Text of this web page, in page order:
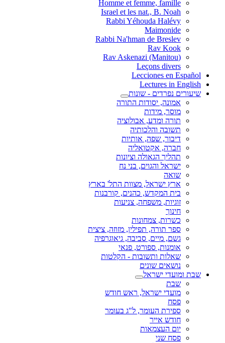
Homme et femme, famille
Israel et les nat., B. Noah
Rabbi Yéhouda Halévy
Maimonide
Rabbi Na'hman de Breslev
Rav Kook
(Rav Askenazi (Manitou
Leçons divers
Lecciones en Español
Lectures in English
שיעורים נפרדים - שונות
אמונה, יסודות התורה
מוסר, מידות
תורה ומדע, אבולוציה
תשובה והלכותיה
דיבור, שפה, אותיות
חברה, אקטואליה
תהליך הגאולה וציונות
ישראל והגוים, בני נח
שואה
ארץ ישראל, מצוות התל' בארץ
בית המקדש, כהנים, קורבנות
זוגיות, משפחה, צניעות
חינוך
כשרות, צמחונות
ספר תורה, תפילין, מזוזה, ציצית
גשם, מיים, סביבה, גיאוגרפיה
אומנות, ספורט, פנאי
שאלות ותשובות - הקלטות
נושאים שונים
שבת ומועדי ישראל
שבת
מועדי ישראל, ראש חודש
פסח
ספירת העומר, ל"ג בעומר
חודש אייר
יום העצמאות
פסח שני